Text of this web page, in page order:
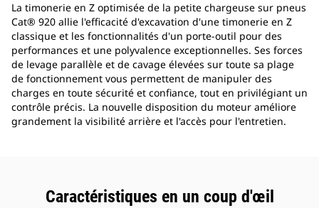
La timonerie en Z optimisée de la petite chargeuse sur pneus
Cat® 920 allie l'efficacité d'excavation d'une timonerie en Z
classique et les fonctionnalités d'un porte-outil pour des
performances et une polyvalence exceptionnelles. Ses forces
de levage parallèle et de cavage élevées sur toute sa plage
de fonctionnement vous permettent de manipuler des
charges en toute sécurité et confiance, tout en privilégiant un
contrôle précis. La nouvelle disposition du moteur améliore
grandement la visibilité arrière et l'accès pour l'entretien.
Caractéristiques en un coup d'œil